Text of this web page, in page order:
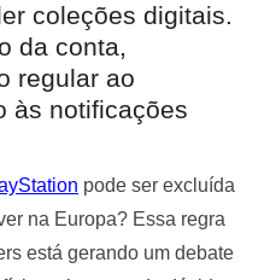
coleções digitais.
da conta,
regular ao
às notificações
pode ser excluída
na Europa? Essa regra
está gerando um debate